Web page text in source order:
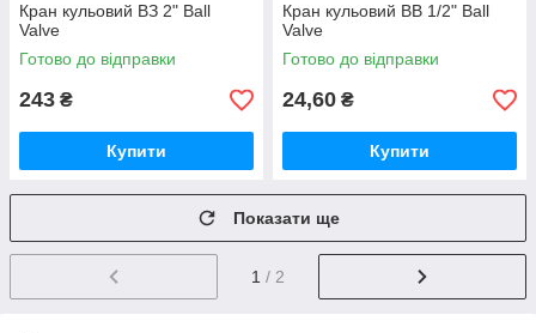
Кран кульовий ВЗ 2" Ball
Valve
Готово до відправки
243 ₴
Купити
Кран кульовий ВВ 1/2" Ball
Valve
Готово до відправки
24,60 ₴
Купити
Показати ще
1 / 2